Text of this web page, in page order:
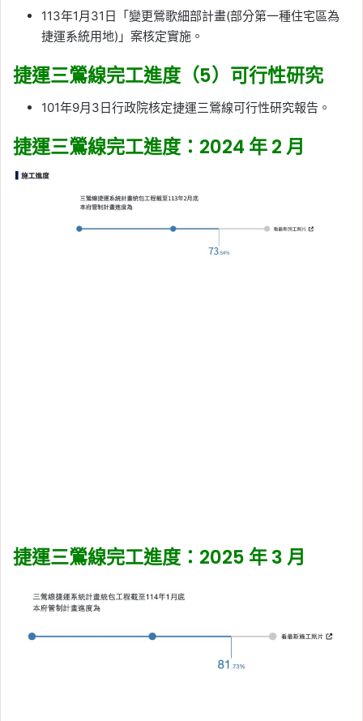
113年1月31日「變更鶯歌細部計畫(部分第一種住宅區為
捷運系統用地)」案核定實施。
捷運三鶯線完工進度（5）可行性研究
101年9月3日行政院核定捷運三鶯線可行性研究報告。
捷運三鶯線完工進度：2024 年 2 月
捷運三鶯線完工進度：2025 年 3 月